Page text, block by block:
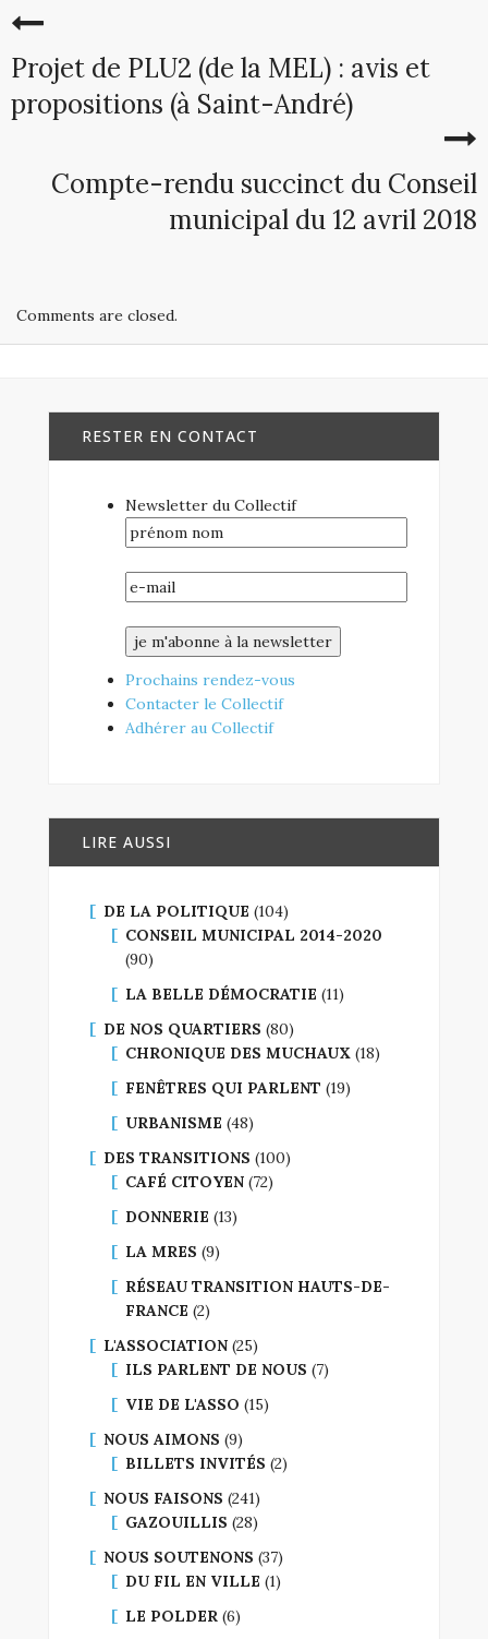
Projet de PLU2 (de la MEL) : avis et
propositions (à Saint-André)
Compte-rendu succinct du Conseil
municipal du 12 avril 2018
Comments are closed.
RESTER EN CONTACT
Newsletter du Collectif
Prochains rendez-vous
Contacter le Collectif
Adhérer au Collectif
LIRE AUSSI
DE LA POLITIQUE (104)
CONSEIL MUNICIPAL 2014-2020
(90)
LA BELLE DÉMOCRATIE (11)
DE NOS QUARTIERS (80)
CHRONIQUE DES MUCHAUX (18)
FENÊTRES QUI PARLENT (19)
URBANISME (48)
DES TRANSITIONS (100)
CAFÉ CITOYEN (72)
DONNERIE (13)
LA MRES (9)
RÉSEAU TRANSITION HAUTS-DE-
FRANCE (2)
L'ASSOCIATION (25)
ILS PARLENT DE NOUS (7)
VIE DE L'ASSO (15)
NOUS AIMONS (9)
BILLETS INVITÉS (2)
NOUS FAISONS (241)
GAZOUILLIS (28)
NOUS SOUTENONS (37)
DU FIL EN VILLE (1)
LE POLDER (6)